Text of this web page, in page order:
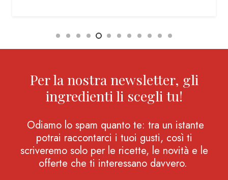
Per la nostra newsletter, gli
ingredienti li scegli tu!
Odiamo lo spam quanto te: tra un istante
potrai raccontarci i tuoi gusti, così ti
scriveremo solo per le ricette, le novità e le
offerte che ti interessano davvero.